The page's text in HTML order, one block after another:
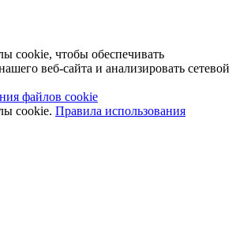
cookie, чтобы обеспечивать
веб-сайта и анализировать сетевой
файлов cookie
cookie. Правила использования